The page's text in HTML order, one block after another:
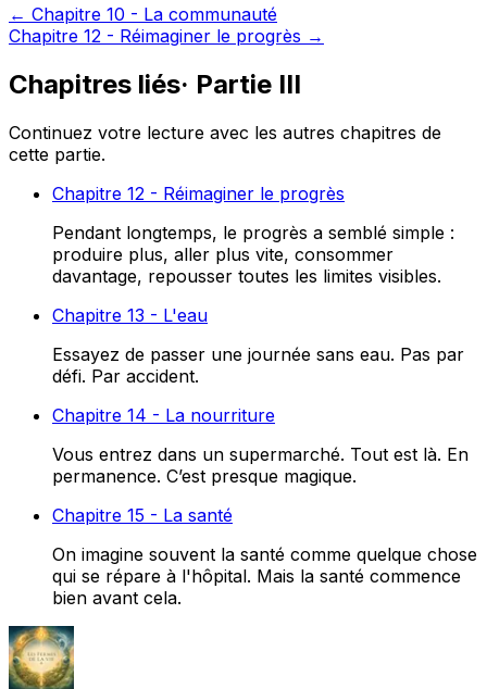
← Chapitre 10 - La communauté
Chapitre 12 - Réimaginer le progrès →
Chapitres liés· Partie III
Continuez votre lecture avec les autres chapitres de
cette partie.
Chapitre 12 - Réimaginer le progrès
Pendant longtemps, le progrès a semblé simple :
produire plus, aller plus vite, consommer
davantage, repousser toutes les limites visibles.
Chapitre 13 - L'eau
Essayez de passer une journée sans eau. Pas par
défi. Par accident.
Chapitre 14 - La nourriture
Vous entrez dans un supermarché. Tout est là. En
permanence. C’est presque magique.
Chapitre 15 - La santé
On imagine souvent la santé comme quelque chose
qui se répare à l'hôpital. Mais la santé commence
bien avant cela.